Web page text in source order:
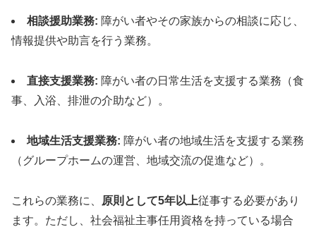
相談援助業務: 障がい者やその家族からの相談に応じ、
情報提供や助言を行う業務。
直接支援業務: 障がい者の日常生活を支援する業務（食
事、入浴、排泄の介助など）。
地域生活支援業務: 障がい者の地域生活を支援する業務
（グループホームの運営、地域交流の促進など）。
これらの業務に、 原則として5年以上従事する必要があり
ます。ただし、社会福祉主事任用資格を持っている場合